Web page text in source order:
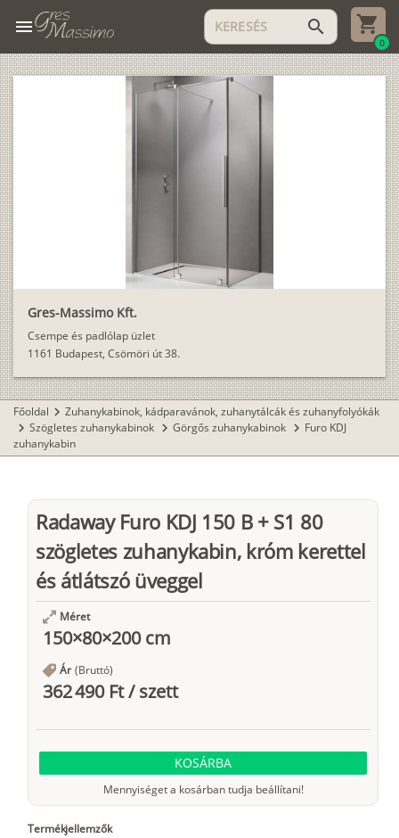
menu search
0
Gres-Massimo Kft.
Csempe és padlólap üzlet
1161 Budapest, Csömöri út 38.
Főoldal chevron_right Zuhanykabinok, kádparavánok, zuhanytálcák és zuhanyfolyókák
chevron_right Szögletes zuhanykabinok chevron_right Görgős zuhanykabinok chevron_right Furo KDJ
zuhanykabin
Radaway Furo KDJ 150 B + S1 80
szögletes zuhanykabin, króm kerettel
és átlátszó üveggel
Méret
150×80×200 cm
Ár (Bruttó)
362 490 Ft/szett
KOSÁRBA
Mennyiséget a kosárban tudja beállítani!
Termékjellemzők